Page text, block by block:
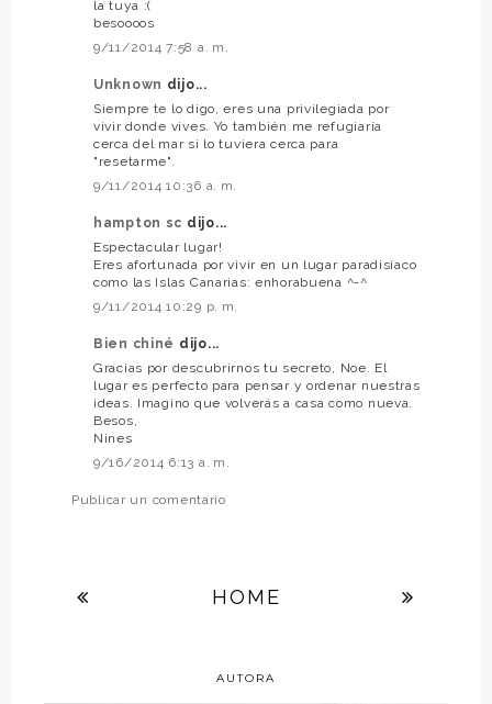
la tuya :(
besoooos
9/11/2014 7:58 a. m.
Unknown dijo...
Siempre te lo digo, eres una privilegiada por
vivir donde vives. Yo también me refugiaría
cerca del mar si lo tuviera cerca para
"resetarme".
9/11/2014 10:36 a. m.
hampton sc dijo...
Espectacular lugar!
Eres afortunada por vivir en un lugar paradisíaco
como las Islas Canarias: enhorabuena ^-^
9/11/2014 10:29 p. m.
Bien chiné dijo...
Gracias por descubrirnos tu secreto, Noe. El
lugar es perfecto para pensar y ordenar nuestras
ideas. Imagino que volverás a casa como nueva.
Besos,
Nines
9/16/2014 6:13 a. m.
Publicar un comentario
HOME
AUTORA